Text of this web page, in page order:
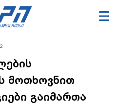
მოთხოვნით
გაიმართა